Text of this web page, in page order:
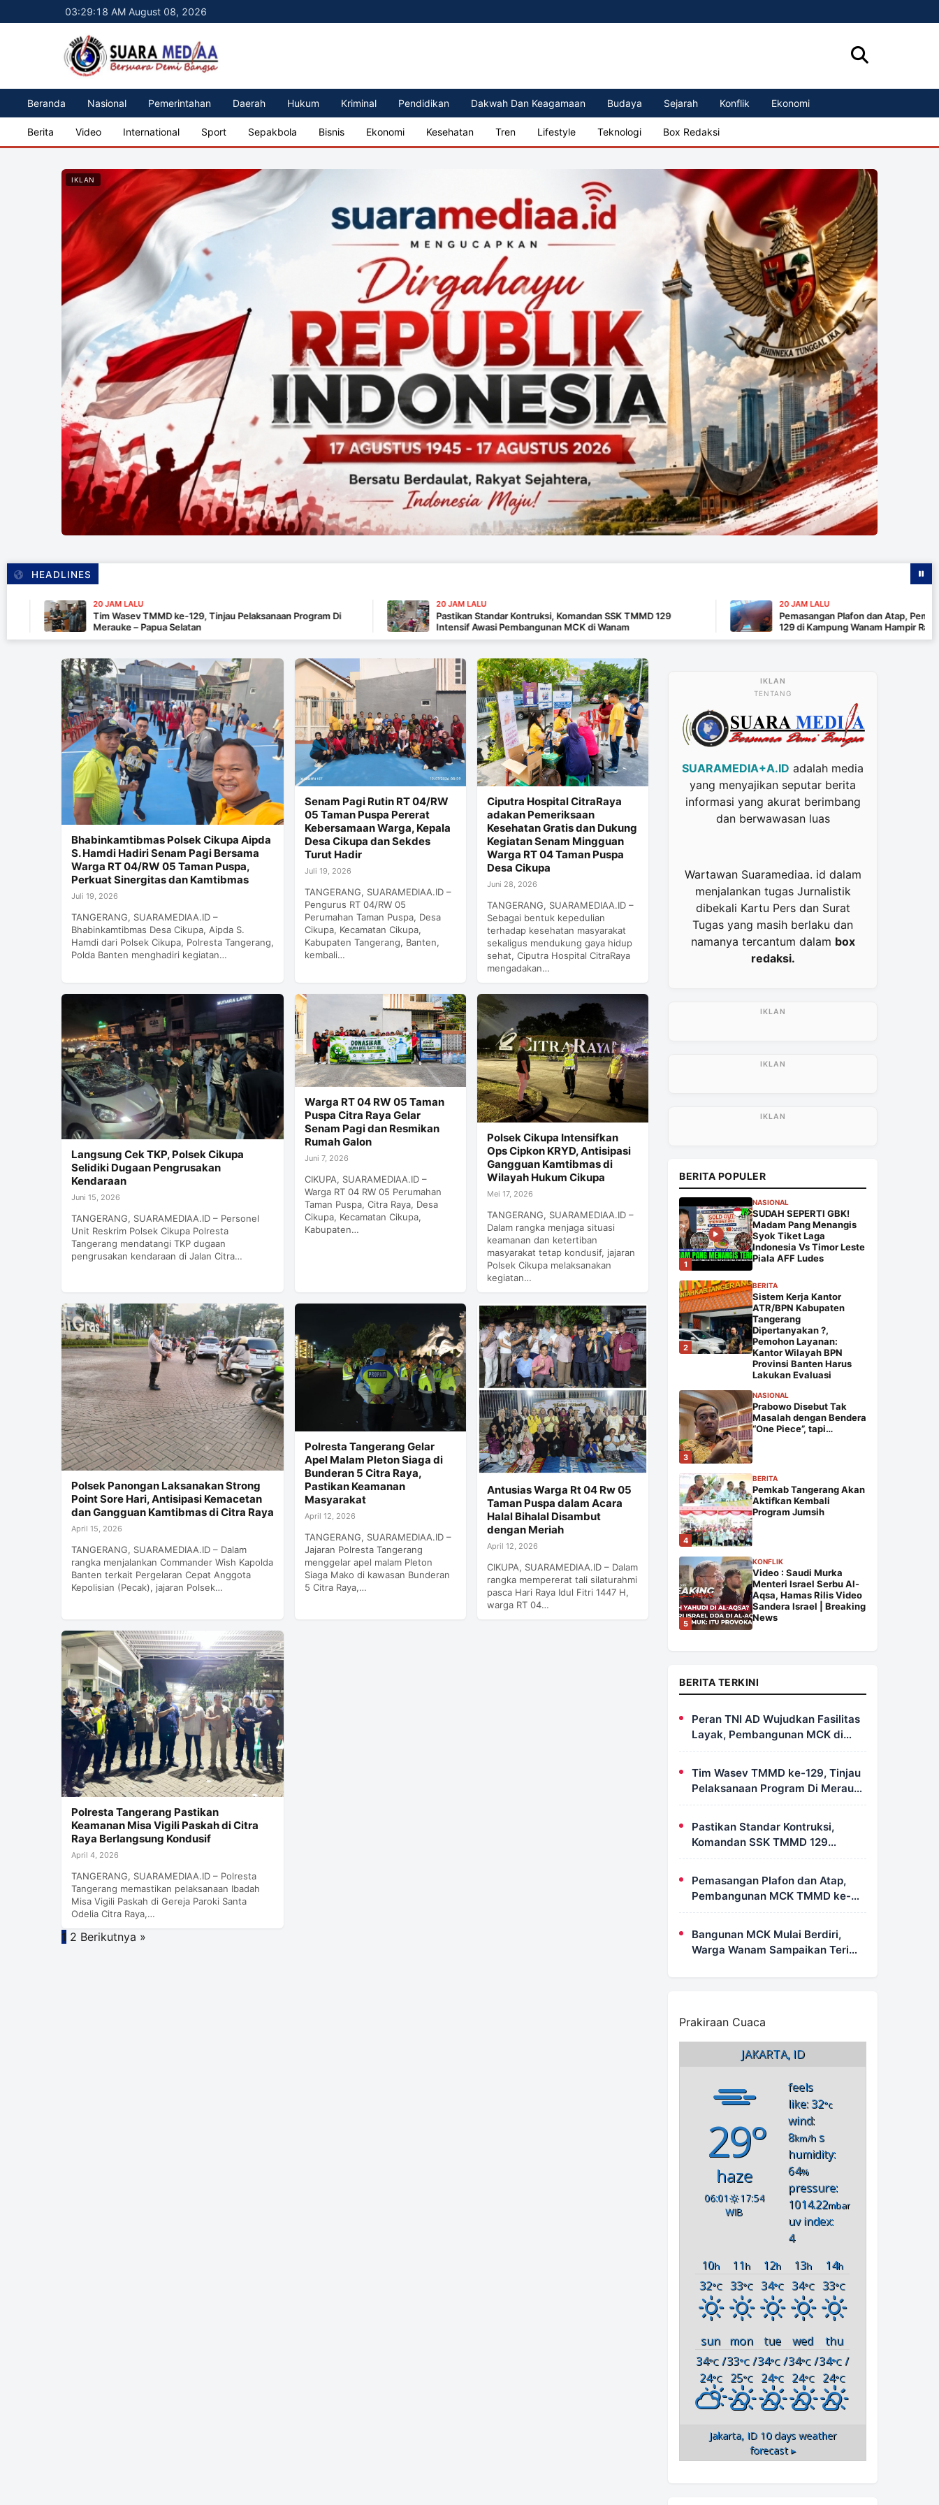
03:29:19 AM August 08, 2026
Beranda Nasional Pemerintahan Daerah Hukum Kriminal Pendidikan Dakwah Dan Keagamaan Budaya Sejarah Konflik Ekonomi
Berita Video International Sport Sepakbola Bisnis Ekonomi Kesehatan Tren Lifestyle Teknologi Box Redaksi
IKLAN
HEADLINES
20 JAM LALU
Tim Wasev TMMD ke-129, Tinjau Pelaksanaan Program Di
Merauke – Papua Selatan
20 JAM LALU
Pastikan Standar Kontruksi, Komandan SSK TMMD 129
Intensif Awasi Pembangunan MCK di Wanam
20 JAM LALU
Pemasangan Plafon dan Atap, Pembangunan MCK
129 di Kampung Wanam Hampir Rampung
Bhabinkamtibmas Polsek Cikupa Aipda
S. Hamdi Hadiri Senam Pagi Bersama
Warga RT 04/RW 05 Taman Puspa,
Perkuat Sinergitas dan Kamtibmas
Juli 19, 2026
TANGERANG, SUARAMEDIAA.ID –
Bhabinkamtibmas Desa Cikupa, Aipda S.
Hamdi dari Polsek Cikupa, Polresta Tangerang,
Polda Banten menghadiri kegiatan…
Senam Pagi Rutin RT 04/RW
05 Taman Puspa Pererat
Kebersamaan Warga, Kepala
Desa Cikupa dan Sekdes
Turut Hadir
Juli 19, 2026
TANGERANG, SUARAMEDIAA.ID –
Pengurus RT 04/RW 05
Perumahan Taman Puspa, Desa
Cikupa, Kecamatan Cikupa,
Kabupaten Tangerang, Banten,
kembali…
Ciputra Hospital CitraRaya
adakan Pemeriksaan
Kesehatan Gratis dan Dukung
Kegiatan Senam Mingguan
Warga RT 04 Taman Puspa
Desa Cikupa
Juni 28, 2026
TANGERANG, SUARAMEDIAA.ID –
Sebagai bentuk kepedulian
terhadap kesehatan masyarakat
sekaligus mendukung gaya hidup
sehat, Ciputra Hospital CitraRaya
mengadakan…
Langsung Cek TKP, Polsek Cikupa
Selidiki Dugaan Pengrusakan
Kendaraan
Juni 15, 2026
TANGERANG, SUARAMEDIAA.ID – Personel
Unit Reskrim Polsek Cikupa Polresta
Tangerang mendatangi TKP dugaan
pengrusakan kendaraan di Jalan Citra…
Warga RT 04 RW 05 Taman
Puspa Citra Raya Gelar
Senam Pagi dan Resmikan
Rumah Galon
Juni 7, 2026
CIKUPA, SUARAMEDIAA.ID –
Warga RT 04 RW 05 Perumahan
Taman Puspa, Citra Raya, Desa
Cikupa, Kecamatan Cikupa,
Kabupaten…
Polsek Cikupa Intensifkan
Ops Cipkon KRYD, Antisipasi
Gangguan Kamtibmas di
Wilayah Hukum Cikupa
Mei 17, 2026
TANGERANG, SUARAMEDIAA.ID –
Dalam rangka menjaga situasi
keamanan dan ketertiban
masyarakat tetap kondusif, jajaran
Polsek Cikupa melaksanakan
kegiatan…
Polsek Panongan Laksanakan Strong
Point Sore Hari, Antisipasi Kemacetan
dan Gangguan Kamtibmas di Citra Raya
April 15, 2026
TANGERANG, SUARAMEDIAA.ID – Dalam
rangka menjalankan Commander Wish Kapolda
Banten terkait Pergelaran Cepat Anggota
Kepolisian (Pecak), jajaran Polsek…
Polresta Tangerang Gelar
Apel Malam Pleton Siaga di
Bunderan 5 Citra Raya,
Pastikan Keamanan
Masyarakat
April 12, 2026
TANGERANG, SUARAMEDIAA.ID –
Jajaran Polresta Tangerang
menggelar apel malam Pleton
Siaga Mako di kawasan Bunderan
5 Citra Raya,…
Antusias Warga Rt 04 Rw 05
Taman Puspa dalam Acara
Halal Bihalal Disambut
dengan Meriah
April 12, 2026
CIKUPA, SUARAMEDIAA.ID – Dalam
rangka mempererat tali silaturahmi
pasca Hari Raya Idul Fitri 1447 H,
warga RT 04…
Polresta Tangerang Pastikan
Keamanan Misa Vigili Paskah di Citra
Raya Berlangsung Kondusif
April 4, 2026
TANGERANG, SUARAMEDIAA.ID – Polresta
Tangerang memastikan pelaksanaan Ibadah
Misa Vigili Paskah di Gereja Paroki Santa
Odelia Citra Raya,…
Paginasi
1 2 Berikutnya »
TENTANG
SUARAMEDIA+A.ID adalah media
yang menyajikan seputar berita
informasi yang akurat berimbang
dan berwawasan luas
Wartawan Suaramediaa. id dalam
menjalankan tugas Jurnalistik
dibekali Kartu Pers dan Surat
Tugas yang masih berlaku dan
namanya tercantum dalam box
redaksi.
BERITA POPULER
1
NASIONAL
SUDAH SEPERTI GBK!
Madam Pang Menangis
Syok Tiket Laga
Indonesia Vs Timor Leste
Piala AFF Ludes
2
BERITA
Sistem Kerja Kantor
ATR/BPN Kabupaten
Tangerang
Dipertanyakan ?,
Pemohon Layanan:
Kantor Wilayah BPN
Provinsi Banten Harus
Lakukan Evaluasi
3
NASIONAL
Prabowo Disebut Tak
Masalah dengan Bendera
“One Piece”, tapi…
4
BERITA
Pemkab Tangerang Akan
Aktifkan Kembali
Program Jumsih
5
KONFLIK
Video : Saudi Murka
Menteri Israel Serbu Al-
Aqsa, Hamas Rilis Video
Sandera Israel | Breaking
News
BERITA TERKINI
Peran TNI AD Wujudkan Fasilitas
Layak, Pembangunan MCK di
Dusun Serapu Rampung
Dikerjakan
Tim Wasev TMMD ke-129, Tinjau
Pelaksanaan Program Di Merauke
– Papua Selatan
Pastikan Standar Kontruksi,
Komandan SSK TMMD 129
Intensif Awasi Pembangunan
Pemasangan Plafon dan Atap,
Pembangunan MCK TMMD ke-
129 di Kampung Wanam Hampir
Bangunan MCK Mulai Berdiri,
Warga Wanam Sampaikan Terima
Prakiraan Cuaca
JAKARTA, ID
29°
haze
06:01
17:54
WIB
feels
like: 32°c
wind:
8km/h s
humidity:
64%
pressure:
1014.22mbar
uv index:
4
10h 11h 12h 13h 14h
32°C 33°C 34°C 34°C 33°C
sun mon tue wed
thu
34°C/
24°C
33°C/
25°C
34°C/
24°C
34°C/
24°C
34°C /
24°C
Jakarta, ID 10 days weather
forecast ▸